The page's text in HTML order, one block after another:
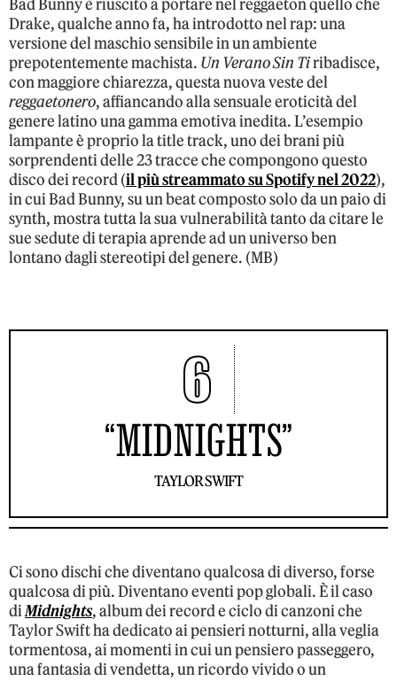
Bad Bunny è riuscito a portare nel reggaeton quello che
Drake, qualche anno fa, ha introdotto nel rap: una
versione del maschio sensibile in un ambiente
prepotentemente machista. Un Verano Sin Tiribadisce,
con maggiore chiarezza, questa nuova veste del
reggaetonero, affiancando alla sensuale eroticità del
genere latino una gamma emotiva inedita. L’esempio
lampante è proprio la title track, uno dei brani più
sorprendenti delle 23 tracce che compongono questo
disco dei record (il più streammato su Spotify nel 2022),
in cui Bad Bunny, su un beat composto solo da un paio di
synth, mostra tutta la sua vulnerabilità tanto da citare le
sue sedute di terapia aprende ad un universo ben
lontano dagli stereotipi del genere. (MB)
6
“MIDNIGHTS”
TAYLOR SWIFT
Ci sono dischi che diventano qualcosa di diverso, forse
qualcosa di più. Diventano eventi pop globali. È il caso
diMidnights, album dei record e ciclo di canzoni che
Taylor Swift ha dedicato ai pensieri notturni, alla veglia
tormentosa, ai momenti in cui un pensiero passeggero,
una fantasia di vendetta, un ricordo vivido o un